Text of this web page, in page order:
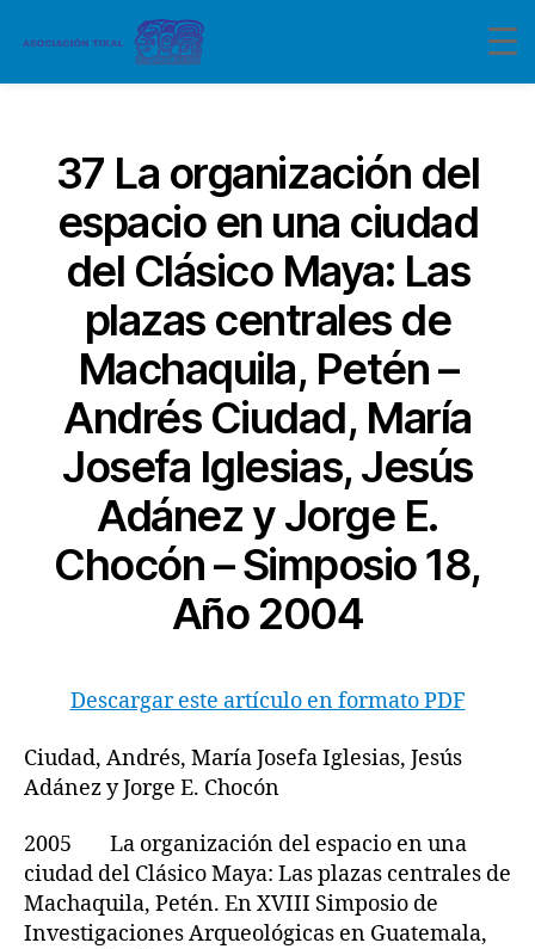
37 La organización del
espacio en una ciudad
del Clásico Maya: Las
plazas centrales de
Machaquila, Petén –
Andrés Ciudad, María
Josefa Iglesias, Jesús
Adánez y Jorge E.
Chocón – Simposio 18,
Año 2004
Descargar este artículo en formato PDF
Ciudad, Andrés, María Josefa Iglesias, Jesús
Adánez y Jorge E. Chocón
2005 La organización del espacio en una
ciudad del Clásico Maya: Las plazas centrales de
Machaquila, Petén. En XVIII Simposio de
Investigaciones Arqueológicas en Guatemala,